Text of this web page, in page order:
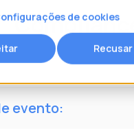
de cookies
Recusar
evento: